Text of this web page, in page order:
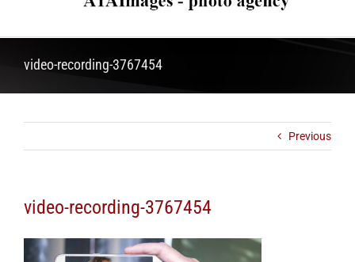
video-recording-3767454
Previous
video-recording-3767454